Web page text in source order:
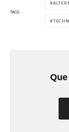
TAGS